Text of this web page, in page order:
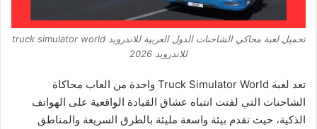
تحميل لعبة محاكي الشاحنات الدول العربية للاندرويد truck simulator world
للاندرويد 2026
تعد لعبة Truck Simulator World واحدة من العاب محاكاة
الشاحنات التي لفتت انتباه عشاق القيادة الواقعية على الهواتف
الذكية، حيث تقدم بيئة واسعة مليئة بالطرق السريعة والمناطق